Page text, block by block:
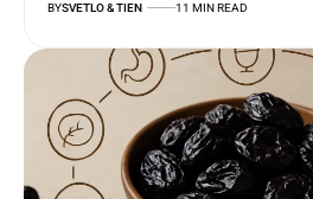
BYSVETLO & TIEN 11 MIN READ